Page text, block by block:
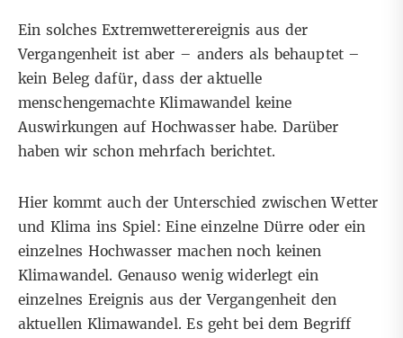
Ein solches Extremwetterereignis aus der
Vergangenheit ist aber – anders als behauptet –
kein Beleg dafür, dass der aktuelle
menschengemachte Klimawandel keine
Auswirkungen auf Hochwasser habe. Darüber
haben wir schonmehrfach berichtet.
Hier kommt auch derUnterschied zwischen Wetter
und Klima ins Spiel: Eine einzelne Dürre oder ein
einzelnes Hochwasser machen noch keinen
Klimawandel. Genauso wenig widerlegt ein
einzelnes Ereignis aus der Vergangenheit den
aktuellen Klimawandel. Es geht bei dem Begriff